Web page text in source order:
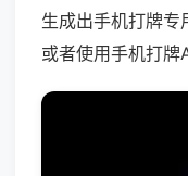
生成出手机打牌专
或者使用手机打牌